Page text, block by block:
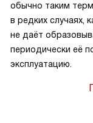
обычно таким
в редких случаях,
не даёт
периодически её
эксплуатацию.